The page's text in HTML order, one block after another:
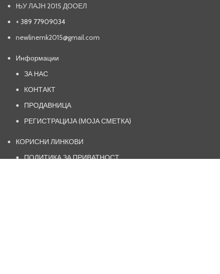
ЊУ ЛАЈН 2015 ДООЕЛ
+ 389 77909034
newlinemk2015@gmail.com
Информации
ЗА НАС
КОНТАКТ
ПРОДАВНИЦА
РЕГИСТРАЦИЈА (МОЈА СМЕТКА)
КОРИСНИ ЛИНКОВИ
ПОЛИТИКА ЗА ПРИВАТНОСТ